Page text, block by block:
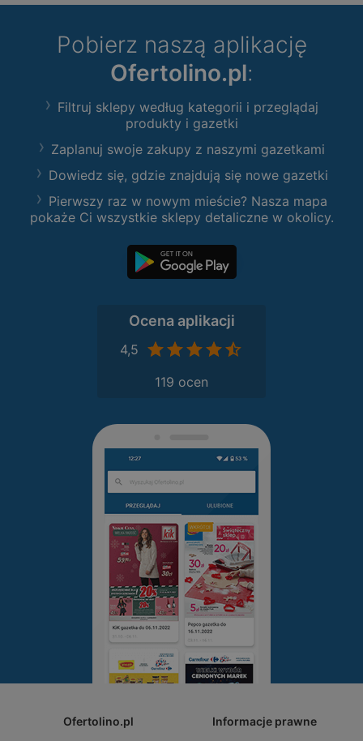
Pobierz naszą aplikację
Ofertolino.pl:
Filtruj sklepy według kategorii i przeglądaj
produkty i gazetki
Zaplanuj swoje zakupy z naszymi gazetkami
Dowiedz się, gdzie znajdują się nowe gazetki
Pierwszy raz w nowym mieście? Nasza mapa
pokaże Ci wszystkie sklepy detaliczne w okolicy.
Ocena aplikacji
4,5
119 ocen
Ofertolino.pl Informacje prawne